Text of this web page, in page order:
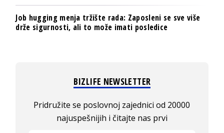
Job hugging menja tržište rada: Zaposleni se sve više
drže sigurnosti, ali to može imati posledice
BIZLIFE NEWSLETTER
Pridružite se poslovnoj zajednici od 20000
najuspešnijih i čitajte nas prvi